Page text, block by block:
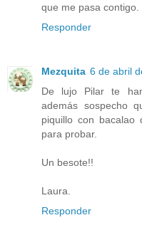
que me pasa contigo.
Responder
Mezquita 6 de abril
De lujo Pilar te
además sospecho
piquillo con
para probar.
Un besote!!
Laura.
Responder